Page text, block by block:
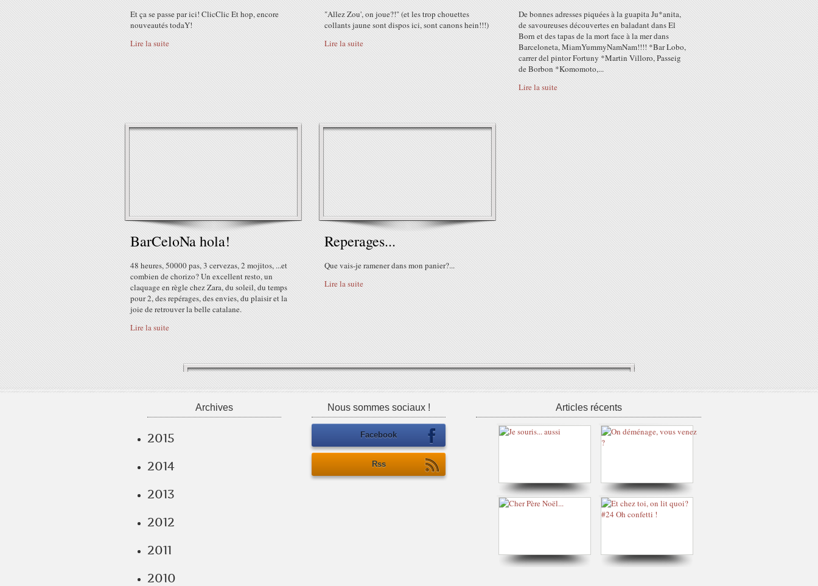
Et ça se passe par ici! ClicClic Et hop, encore
nouveautés todaY!
Lire la suite
"Allez Zou', on joue?!" (et les trop chouettes
collants jaune sont dispos ici, sont canons hein!!!)
Lire la suite
De bonnes adresses piquées à la guapita Ju*anita,
de savoureuses découvertes en baladant dans El
Born et des tapas de la mort face à la mer dans
Barceloneta, MiamYummyNamNam!!!! *Bar Lobo,
carrer del pintor Fortuny *Martin Villoro, Passeig
de Borbon *Komomoto,...
Lire la suite
BarCeloNa hola!
48 heures, 50000 pas, 3 cervezas, 2 mojitos, ...et
combien de chorizo? Un excellent resto, un
claquage en règle chez Zara, du soleil, du temps
pour 2, des repérages, des envies, du plaisir et la
joie de retrouver la belle catalane.
Lire la suite
Reperages...
Que vais-je ramener dans mon panier?...
Lire la suite
Archives
2015
2014
2013
2012
2011
2010
Nous sommes sociaux !
Facebook
Rss
Articles récents